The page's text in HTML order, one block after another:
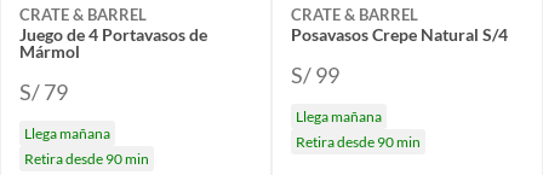
CRATE & BARREL
Juego de 4 Portavasos de
Mármol
S/ 79
Llega mañana
Retira desde 90 min
CRATE & BARREL
Posavasos Crepe Natural S/4
S/ 99
Llega mañana
Retira desde 90 min